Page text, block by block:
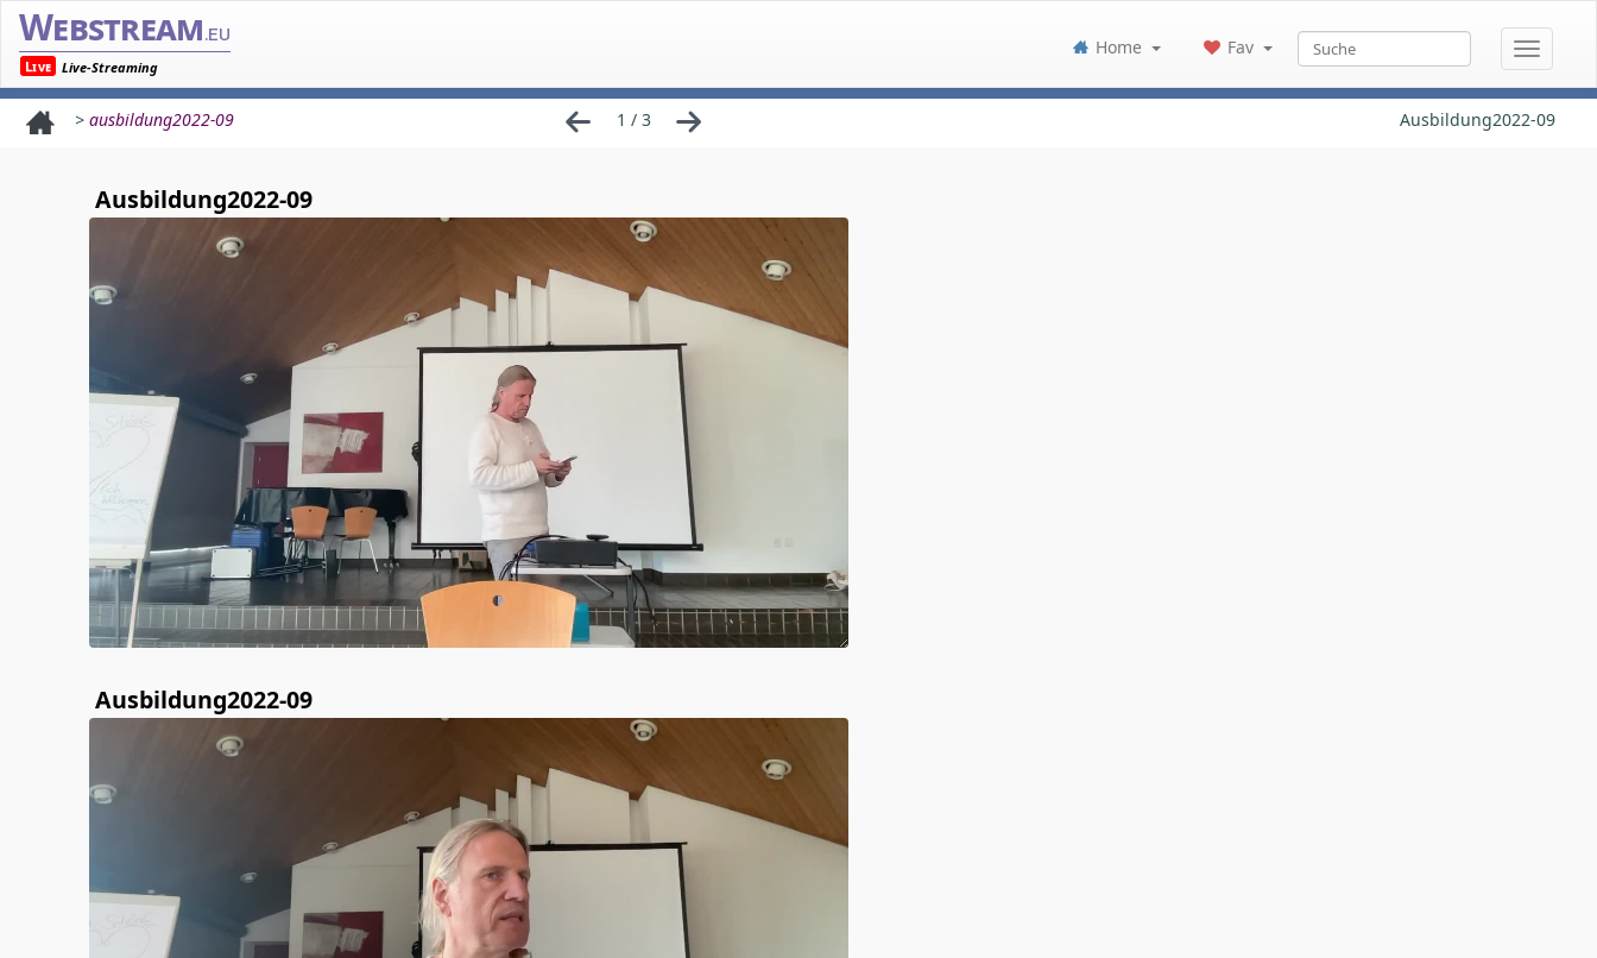
Webstream.eu
Live Live-Streaming
Home Fav
> ausbildung2022-09 1 / 3 Ausbildung2022-09
Ausbildung2022-09
Ausbildung2022-09